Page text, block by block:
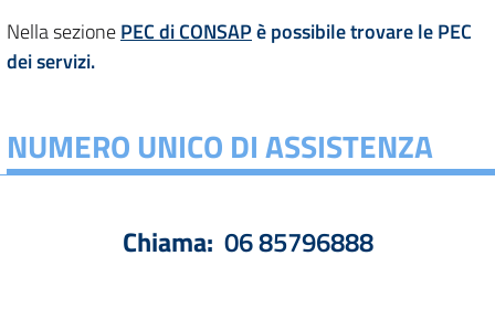
Nella sezionePEC di CONSAPè possibile trovare le PEC
dei servizi.
NUMERO UNICO DI ASSISTENZA
Chiama: 06 85796888